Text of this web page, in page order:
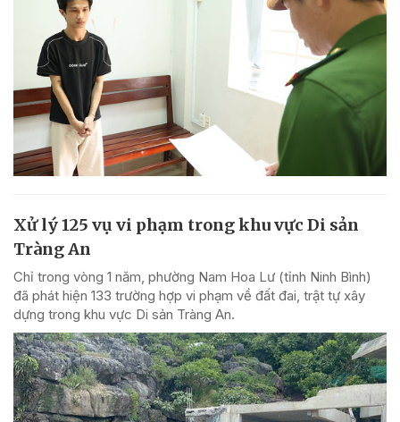
Xử lý 125 vụ vi phạm trong khu vực Di sản
Tràng An
Chỉ trong vòng 1 năm, phường Nam Hoa Lư (tỉnh Ninh Bình)
đã phát hiện 133 trường hợp vi phạm về đất đai, trật tự xây
dựng trong khu vực Di sản Tràng An.